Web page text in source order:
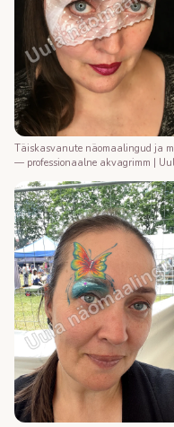
Täiskasvanute näomaalingud ja
— professionaalne akvagrimm |